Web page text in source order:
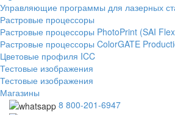
Управляющие программы для лазерных
Растровые процессоры
Растровые процессоры PhotoPrint (SAI
Растровые процессоры ColorGATE
Цветовые профиля ICC
Тестовые изображения
Тестовые изображения
Магазины
8 800-201-6947